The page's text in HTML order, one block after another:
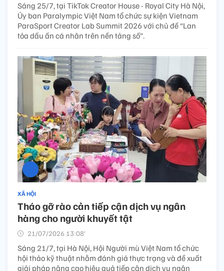
Sáng 25/7, tại TikTok Creator House - Royal City Hà Nội,
Ủy ban Paralympic Việt Nam tổ chức sự kiện Vietnam
ParaSport Creator Lab Summit 2026 với chủ đề “Lan
tỏa dấu ấn cá nhân trên nền tảng số”.
XÃ HỘI
Tháo gỡ rào cản tiếp cận dịch vụ ngân
hàng cho người khuyết tật
21/07/2026 13:08’
Sáng 21/7, tại Hà Nội, Hội Người mù Việt Nam tổ chức
hội thảo kỹ thuật nhằm đánh giá thực trạng và đề xuất
giải pháp nâng cao hiệu quả tiếp cận dịch vụ ngân